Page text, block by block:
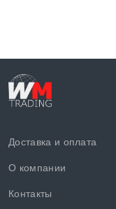
Доставка и оплата
О компании
Контакты